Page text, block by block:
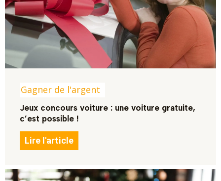
Gagner de l'argent
Jeux concours voiture : une voiture gratuite,
c’est possible !
Lire l'article